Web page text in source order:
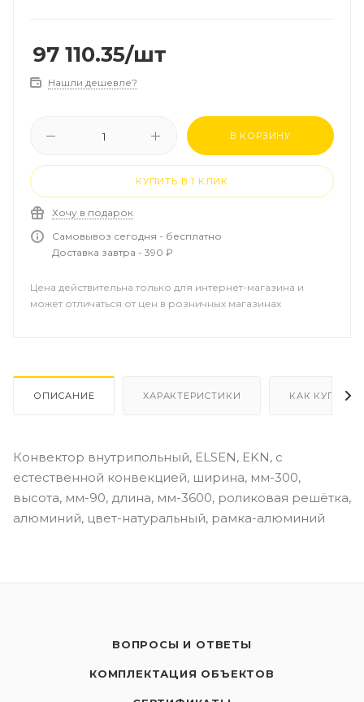
97 110.35/шт
Нашли дешевле?
В КОРЗИНУ
КУПИТЬ В 1 КЛИК
Хочу в подарок
Самовывоз сегодня - бесплатно
Доставка завтра - 390 ₽
Цена действительна только для интернет-магазина и
может отличаться от цен в розничных магазинах
ОПИСАНИЕ ХАРАКТЕРИСТИКИ КАК КУПИТЬ
Конвектор внутрипольный, ELSEN, EKN, с
естественной конвекцией, ширина, мм-300,
высота, мм-90, длина, мм-3600, роликовая решётка,
алюминий, цвет-натуральный, рамка-алюминий
ВОПРОСЫ И ОТВЕТЫ
КОМПЛЕКТАЦИЯ ОБЪЕКТОВ